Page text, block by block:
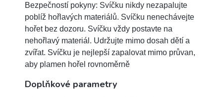
Bezpečností pokyny: Svíčku nikdy nezapalujte
poblíž hořlavých materiálů. Svíčku nenechávejte
hořet bez dozoru. Svíčku vždy postavte na
nehořlavý materiál. Udržujte mimo dosah dětí a
zvířat. Svíčku je nejlepší zapalovat mimo průvan,
aby plamen hořel rovnoměrně
Doplňkové parametry